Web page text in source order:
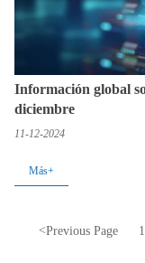
Información global
diciembre
11-12-2024
Más+
<Previous Page 1